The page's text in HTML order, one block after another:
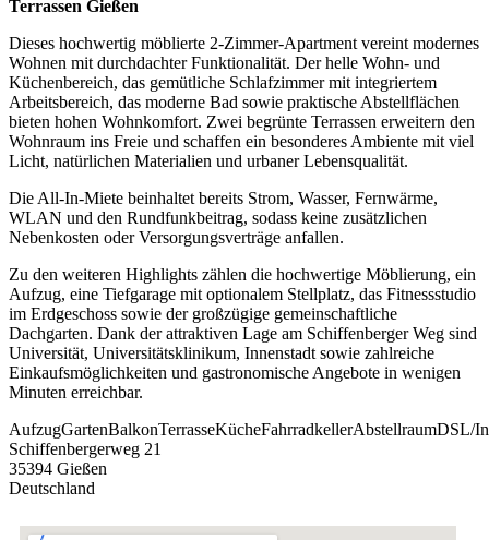
Terrassen Gießen
Dieses hochwertig möblierte 2-Zimmer-Apartment vereint modernes
Wohnen mit durchdachter Funktionalität. Der helle Wohn- und
Küchenbereich, das gemütliche Schlafzimmer mit integriertem
Arbeitsbereich, das moderne Bad sowie praktische Abstellflächen
bieten hohen Wohnkomfort. Zwei begrünte Terrassen erweitern den
Wohnraum ins Freie und schaffen ein besonderes Ambiente mit viel
Licht, natürlichen Materialien und urbaner Lebensqualität.
Die All-In-Miete beinhaltet bereits Strom, Wasser, Fernwärme,
WLAN und den Rundfunkbeitrag, sodass keine zusätzlichen
Nebenkosten oder Versorgungsverträge anfallen.
Zu den weiteren Highlights zählen die hochwertige Möblierung, ein
Aufzug, eine Tiefgarage mit optionalem Stellplatz, das Fitnessstudio
im Erdgeschoss sowie der großzügige gemeinschaftliche
Dachgarten. Dank der attraktiven Lage am Schiffenberger Weg sind
Universität, Universitätsklinikum, Innenstadt sowie zahlreiche
Einkaufsmöglichkeiten und gastronomische Angebote in wenigen
Minuten erreichbar.
AufzugGartenBalkonTerrasseKücheFahrradkellerAbstellraumDSL/
Schiffenbergerweg 21
35394 Gießen
Deutschland